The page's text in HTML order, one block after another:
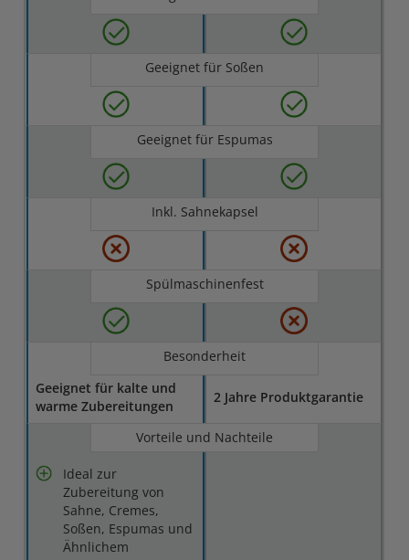
Geeignet für Soßen
Geeignet für Espumas
Inkl. Sahnekapsel
Spülmaschinenfest
Besonderheit
Geeignet für kalte und
warme Zubereitungen
2 Jahre Produktgarantie
Vorteile und Nachteile
Ideal zur
Zubereitung von
Sahne, Cremes,
Soßen, Espumas und
Ähnlichem